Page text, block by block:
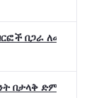
በጋራ ለመስራት መከሩ፡፡
በታላቅ ድምቀት